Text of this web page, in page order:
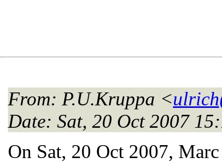
From: P.U.Kruppa <
Date: Sat, 20 Oct 2007
On Sat, 20 Oct 2007,